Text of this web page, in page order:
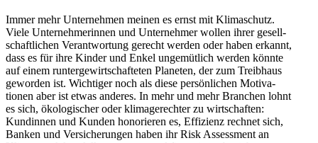
Immer mehr Unter­nehmen meinen es ernst mit Klima­schutz.
Viele Unter­neh­me­rinnen und Unter­nehmer wollen ihrer gesell­
schaft­lichen Verant­wortung gerecht werden oder haben erkannt,
dass es für ihre Kinder und Enkel ungemütlich werden könnte
auf einem runter­ge­wirt­schaf­teten Planeten, der zum Treibhaus
geworden ist. Wichtiger noch als diese persön­lichen Motiva­
tionen aber ist etwas anderes. In mehr und mehr Branchen lohnt
es sich, ökolo­gi­scher oder klima­ge­rechter zu wirtschaften:
Kundinnen und Kunden honorieren es, Effizienz rechnet sich,
Banken und Versi­che­rungen haben ihr Risk Assessment an